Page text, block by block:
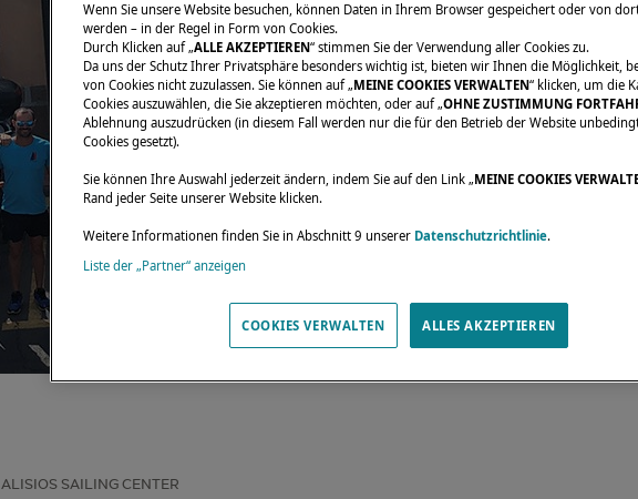
ALISIOS SAILING CENTER
Wenn Sie unsere Website besuchen, können Daten in Ihrem Browser gespeichert oder von
werden – in der Regel in Form von Cookies.
Durch Klicken auf „ALLE AKZEPTIEREN“ stimmen Sie der Verwendung aller Cookies zu.
Da uns der Schutz Ihrer Privatsphäre besonders wichtig ist, bieten wir Ihnen die Möglichkeit,
von Cookies nicht zuzulassen. Sie können auf „MEINE COOKIES VERWALTEN“ klicken, um die
Cookies auszuwählen, die Sie akzeptieren möchten, oder auf „OHNE ZUSTIMMUNG
Ablehnung auszudrücken (in diesem Fall werden nur die für den Betrieb der Website
Cookies gesetzt).
Sie können Ihre Auswahl jederzeit ändern, indem Sie auf den Link „MEINE COOKIES
Rand jeder Seite unserer Website klicken.
Weitere Informationen finden Sie in Abschnitt 9 unserer Datenschutzrichtlinie.
Liste der „Partner“ anzeigen
COOKIES VERWALTEN ALLES AKZEPTIEREN